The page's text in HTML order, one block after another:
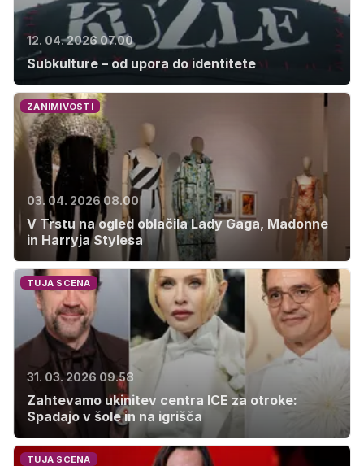
12. 04. 2026 07.00
Subkulture – od upora do identitete
ZANIMIVOSTI
03. 04. 2026 08.00
V Trstu na ogled oblačila Lady Gaga, Madonne
in Harryja Stylesa
TUJA SCENA
31. 03. 2026 09.58
Zahtevamo ukinitev centra ICE za otroke:
Spadajo v šole in na igrišča
TUJA SCENA